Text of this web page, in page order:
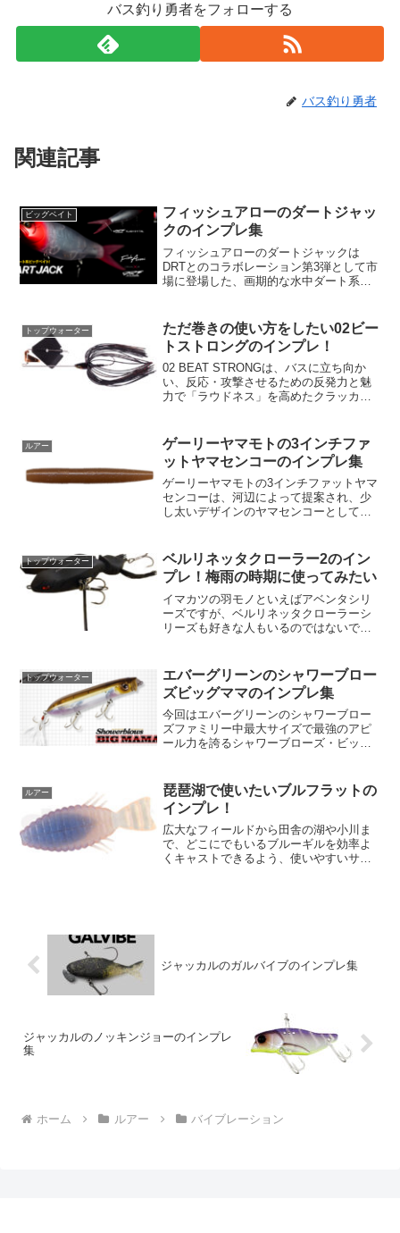
バス釣り勇者をフォローする
バス釣り勇者
関連記事
ビッグベイト
フィッシュアローのダートジャッ
クのインプレ集
フィッシュアローのダートジャックは
DRTとのコラボレーション第3弾として市
場に登場した、画期的な水中ダート系ビ
方の釣法を効果的に取り入れ、2つの異な
る楽しみを1つのツー...
トップウォーター
ただ巻きの使い方をしたい02ビー
トストロングのインプレ！
02 BEAT STRONGは、バスに立ち向か
い、反応・攻撃させるための反発力と魅
力で「ラウドネス」を高めたクラッカー
カーを採用し、バスを刺激するのに十分
な厳しい音響を...
ルアー
ゲーリーヤマモトの3インチファ
ットヤマセンコーのインプレ集
ゲーリーヤマモトの3インチファットヤマ
センコーは、河辺によって提案され、少
し太いデザインのヤマセンコーとして製
を持つため、陸っぱり釣りにおける強力
な助けとなります。この...
トップウォーター
ベルリネッタクローラー2のイン
プレ！梅雨の時期に使ってみたい
イマカツの羽モノといえばアベンタシリ
ーズですが、ベルリネッタクローラーシ
リーズも好きな人もいるのではないでし
ーラー2としてラインナップされていま
す！中速リトリーブの使い...
トップウォーター
エバーグリーンのシャワーブロー
ズビッグママのインプレ集
今回はエバーグリーンのシャワーブロー
ズファミリー中最大サイズで最強のアピ
ール力を誇るシャワーブローズ・ビッグ
り、トップウォーターの死角を排除する
圧巻の性能をお見逃しなく...
ルアー
琵琶湖で使いたいブルフラットの
インプレ！
広大なフィールドから田舎の湖や小川ま
で、どこにでもいるブルーギルを効率よ
くキャストできるよう、使いやすいサイ
ジャッカルのガルバイブのインプレ集
ジャッカルのノッキンジョーのインプレ
集
ホーム ルアー バイブレーション